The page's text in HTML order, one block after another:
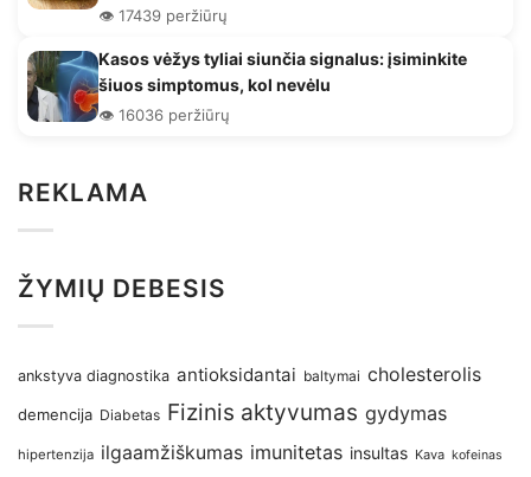
👁️ 17439 peržiūrų
Kasos vėžys tyliai siunčia signalus: įsiminkite
šiuos simptomus, kol nevėlu
👁️ 16036 peržiūrų
REKLAMA
ŽYMIŲ DEBESIS
ankstyva diagnostika antioksidantai baltymai cholesterolis
demencija Diabetas Fizinis aktyvumas gydymas
hipertenzija ilgaamžiškumas imunitetas insultas Kava kofeinas